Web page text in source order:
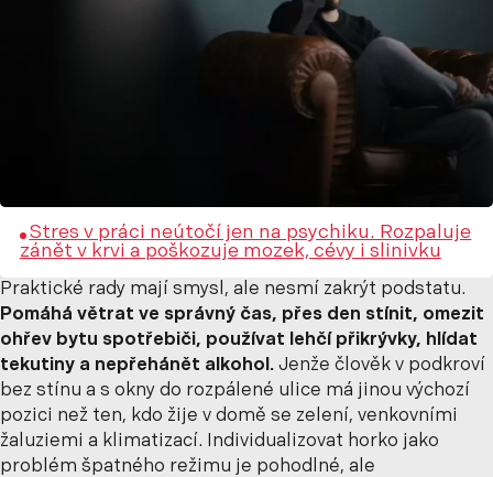
Stres v práci neútočí jen na psychiku. Rozpaluje
zánět v krvi a poškozuje mozek, cévy i slinivku
Praktické rady mají smysl, ale nesmí zakrýt podstatu.
Pomáhá větrat ve správný čas, přes den stínit, omezit
ohřev bytu spotřebiči, používat lehčí přikrývky, hlídat
tekutiny a nepřehánět alkohol. Jenže člověk v podkroví
bez stínu a s okny do rozpálené ulice má jinou výchozí
pozici než ten, kdo žije v domě se zelení, venkovními
žaluziemi a klimatizací. Individualizovat horko jako
problém špatného režimu je pohodlné, ale